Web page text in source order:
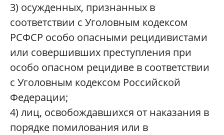
3) осужденных, признанных в
соответствии с Уголовным кодексом
РСФСР особо опасными рецидивистами
или совершивших преступления при
особо опасном рецидиве в соответствии
с Уголовным кодексом Российской
Федерации;
4) лиц, освобождавшихся от наказания в
порядке помилования или в